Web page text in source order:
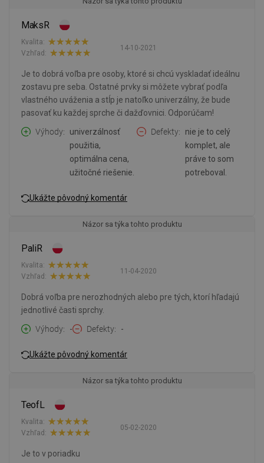
MaksR
14-10-2021
Kvalita:
Vzhľad:
Je to dobrá voľba pre osoby, ktoré si chcú vyskladať ideálnu
zostavu pre seba. Ostatné prvky si môžete vybrať podľa
vlastného uváženia a stĺp je natoľko univerzálny, že bude
pasovať ku každej sprche či dažďovnici. Odporúčam!
Výhody
univerzálnosť
použitia,
optimálna cena,
užitočné riešenie.
Defekty
nie je to celý
komplet, ale
práve to som
potreboval.
Ukážte pôvodný komentár
Názor sa týka tohto produktu
PaliR
11-04-2020
Kvalita:
Vzhľad:
Dobrá voľba pre nerozhodných alebo pre tých, ktorí hľadajú
jednotlivé časti sprchy.
Výhody
- Defekty -
Ukážte pôvodný komentár
Názor sa týka tohto produktu
TeofL
05-02-2020
Kvalita:
Vzhľad:
Je to v poriadku